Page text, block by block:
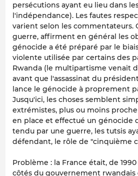
persécutions ayant eu lieu dans
l'indépendance). Les fautes
varient selon les commentateurs.
guerre, affirment en général les
génocide a été préparé par le
violente utilisée par certains des
Rwanda (le multipartisme venait
avant que l'assassinat du
lance le génocide à proprement
Jusqu'ici, les choses semblent
extrémistes, plus ou moins
en place et effectué un génocide
tendu par une guerre, les tutsis
défendant, le rôle de "cinquième
Problème : la France était, de
côtés du gouvernement